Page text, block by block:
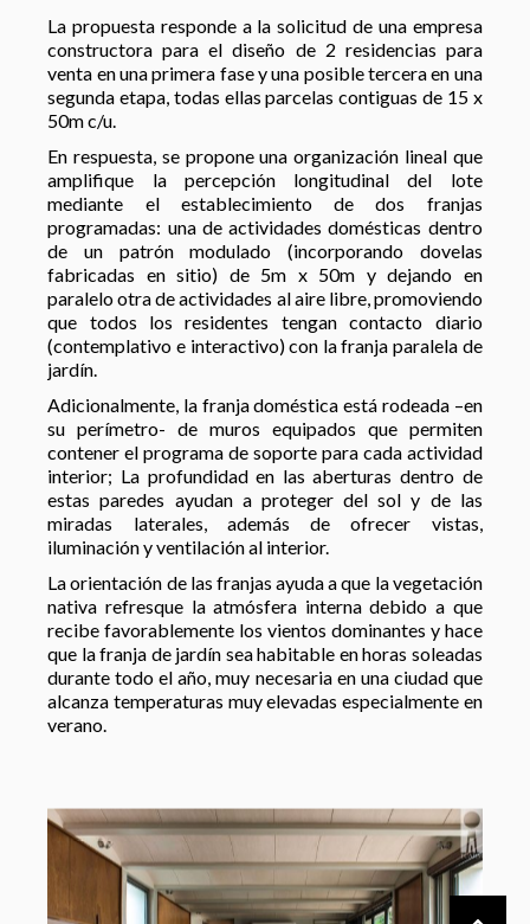
La propuesta responde a la solicitud de una empresa
constructora para el diseño de 2 residencias para
venta en una primera fase y una posible tercera en una
segunda etapa, todas ellas parcelas contiguas de 15 x
50m c/u.
En respuesta, se propone una organización lineal que
amplifique la percepción longitudinal del lote
mediante el establecimiento de dos franjas
programadas: una de actividades domésticas dentro
de un patrón modulado (incorporando dovelas
fabricadas en sitio) de 5m x 50m y dejando en
paralelo otra de actividades al aire libre, promoviendo
que todos los residentes tengan contacto diario
(contemplativo e interactivo) con la franja paralela de
jardín.
Adicionalmente, la franja doméstica está rodeada –en
su perímetro- de muros equipados que permiten
contener el programa de soporte para cada actividad
interior; La profundidad en las aberturas dentro de
estas paredes ayudan a proteger del sol y de las
miradas laterales, además de ofrecer vistas,
iluminación y ventilación al interior.
La orientación de las franjas ayuda a que la vegetación
nativa refresque la atmósfera interna debido a que
recibe favorablemente los vientos dominantes y hace
que la franja de jardín sea habitable en horas soleadas
durante todo el año, muy necesaria en una ciudad que
alcanza temperaturas muy elevadas especialmente en
verano.